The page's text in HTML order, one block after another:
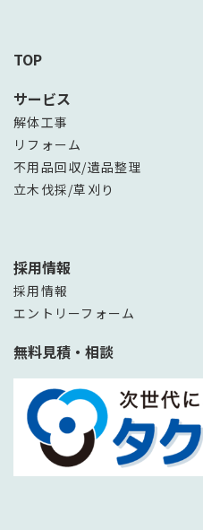
TOP
サービス
解体工事
リフォーム
不用品回収/遺品整理
立木伐採/草刈り
採用情報
採用情報
エントリーフォーム
無料見積・相談